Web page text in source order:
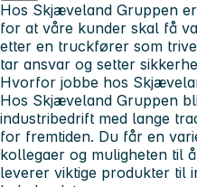
Hos Skjæveland Gruppen
for at våre kunder skal få
etter en truckfører som
tar ansvar og setter
Hvorfor jobbe hos
Hos Skjæveland Gruppen
industribedrift med lange
for fremtiden. Du får en
kollegaer og muligheten til
leverer viktige produkter til